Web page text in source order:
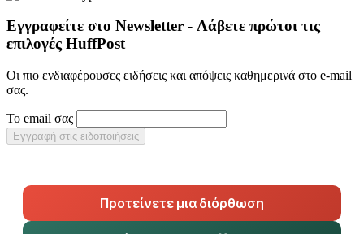
Εγγραφείτε στο Newsletter - Λάβετε πρώτοι τις
επιλογές HuffPost
Οι πιο ενδιαφέρουσες ειδήσεις και απόψεις καθημερινά στο e-mail
σας.
Το email σας
Εγγραφή στις ειδοποιήσεις
Προτείνετε μια διόρθωση